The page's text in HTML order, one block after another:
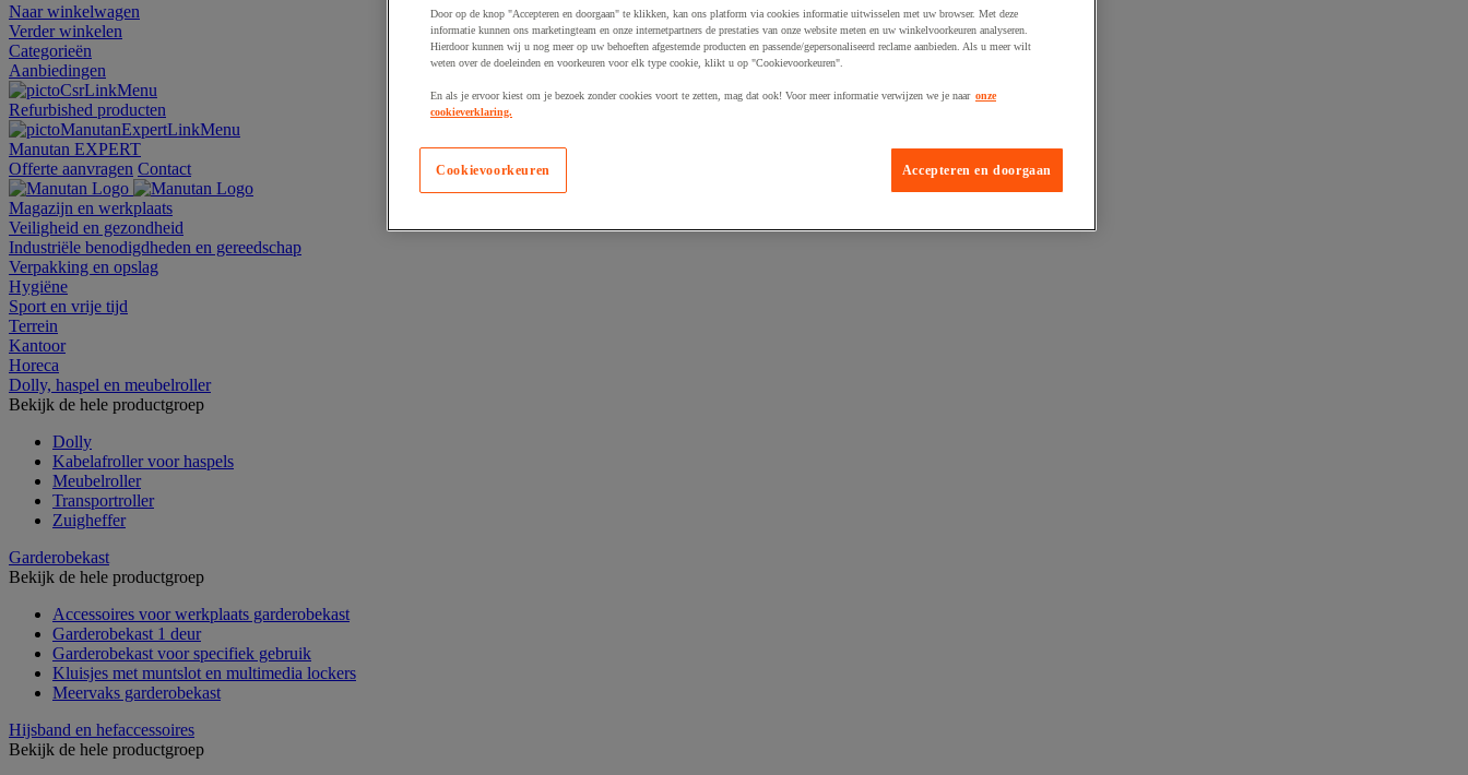
Naar winkelwagen
Verder winkelen
Categorieën
Aanbiedingen
Refurbished producten
Manutan EXPERT
Offerte aanvragen Contact
Magazijn en werkplaats
Veiligheid en gezondheid
Industriële benodigdheden en gereedschap
Verpakking en opslag
Hygiëne
Sport en vrije tijd
Terrein
Kantoor
Horeca
Dolly, haspel en meubelroller
Bekijk de hele productgroep
Dolly
Kabelafroller voor haspels
Meubelroller
Transportroller
Zuigheffer
Garderobekast
Bekijk de hele productgroep
Accessoires voor werkplaats garderobekast
Garderobekast 1 deur
Garderobekast voor specifiek gebruik
Kluisjes met muntslot en multimedia lockers
Meervaks garderobekast
Hijsband en hefaccessoires
Bekijk de hele productgroep
Door op de knop "Accepteren en doorgaan" te klikken, kan ons platform via cookies informatie uitwisselen met uw browser. Met deze
informatie kunnen ons marketingteam en onze internetpartners de prestaties van onze website meten en uw winkelvoorkeuren analyseren.
Hierdoor kunnen wij u nog meer op uw behoeften afgestemde producten en passende/gepersonaliseerd reclame aanbieden. Als u meer wilt
weten over de doeleinden en voorkeuren voor elk type cookie, klikt u op "Cookievoorkeuren".
En als je ervoor kiest om je bezoek zonder cookies voort te zetten, mag dat ook! Voor meer informatie verwijzen we je naar onze
cookieverklaring.
Accepteren en doorgaan
Cookievoorkeuren